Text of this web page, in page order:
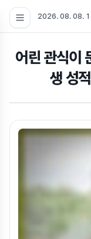
2026. 08. 08.
어린 관식이
생 성